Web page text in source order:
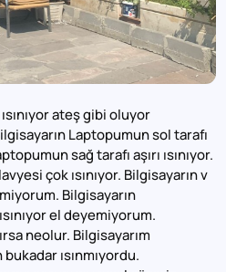
ateş gibi oluyor
Laptopumun sol tarafı
sağ tarafı aşırı ısınıyor.
çok ısınıyor. Bilgisayarın v
Bilgisayarın
el deyemiyorum.
neolur. Bilgisayarım
ısınmıyordu.